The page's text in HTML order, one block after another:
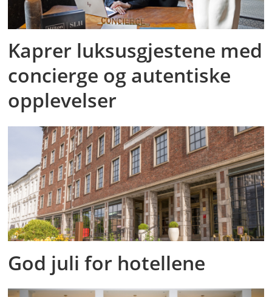
Kaprer luksusgjestene med
concierge og autentiske
opplevelser
God juli for hotellene